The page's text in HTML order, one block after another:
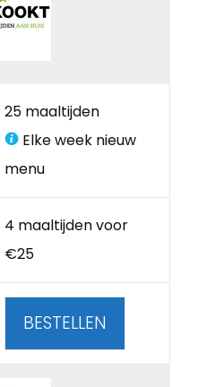
25 maaltijden
Elke week nieuw
menu
4 maaltijden voor
€25
BESTELLEN